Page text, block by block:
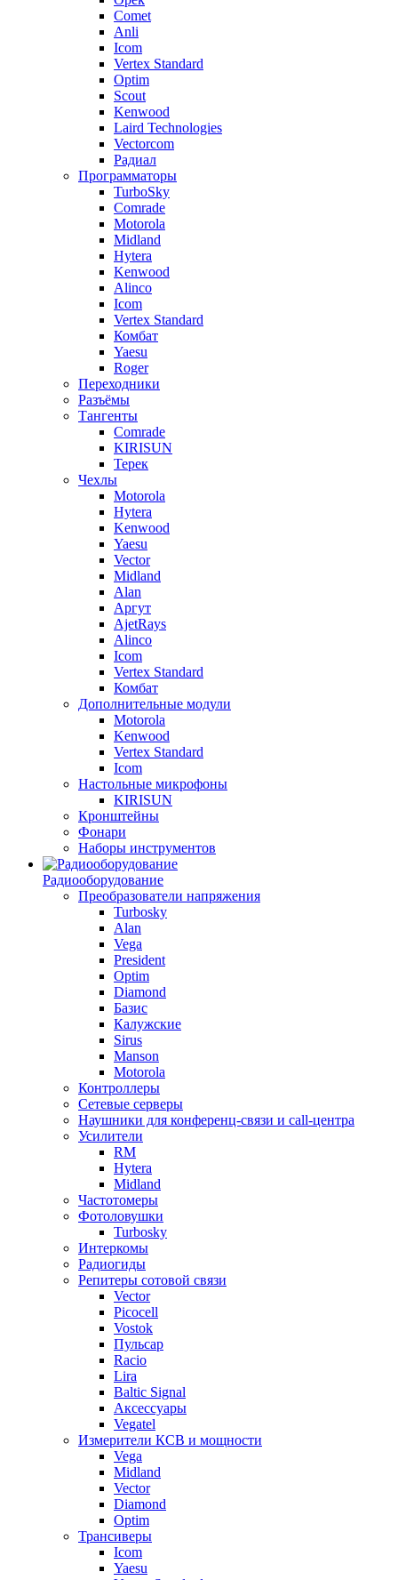
Comet
Anli
Icom
Vertex Standard
Optim
Scout
Kenwood
Laird Technologies
Vectorcom
Радиал
Программаторы
TurboSky
Comrade
Motorola
Midland
Hytera
Kenwood
Alinco
Icom
Vertex Standard
Комбат
Yaesu
Roger
Переходники
Разъёмы
Тангенты
Comrade
KIRISUN
Терек
Чехлы
Motorola
Hytera
Kenwood
Yaesu
Vector
Midland
Alan
Аргут
AjetRays
Alinco
Icom
Vertex Standard
Комбат
Дополнительные модули
Motorola
Kenwood
Vertex Standard
Icom
Настольные микрофоны
KIRISUN
Кронштейны
Фонари
Наборы инструментов
Радиооборудование
Преобразователи напряжения
Turbosky
Alan
Vega
President
Optim
Diamond
Базис
Калужские
Sirus
Manson
Motorola
Контроллеры
Сетевые серверы
Наушники для конференц-связи и call-центра
Усилители
RM
Hytera
Midland
Частотомеры
Фотоловушки
Turbosky
Интеркомы
Радиогиды
Репитеры сотовой связи
Vector
Picocell
Vostok
Пульсар
Racio
Lira
Baltic Signal
Аксессуары
Vegatel
Измерители КСВ и мощности
Vega
Midland
Vector
Diamond
Optim
Трансиверы
Icom
Yaesu